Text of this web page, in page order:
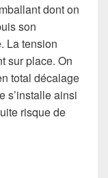
dont on
son
La tension
sur place. On
total décalage
s’installe ainsi
risque de